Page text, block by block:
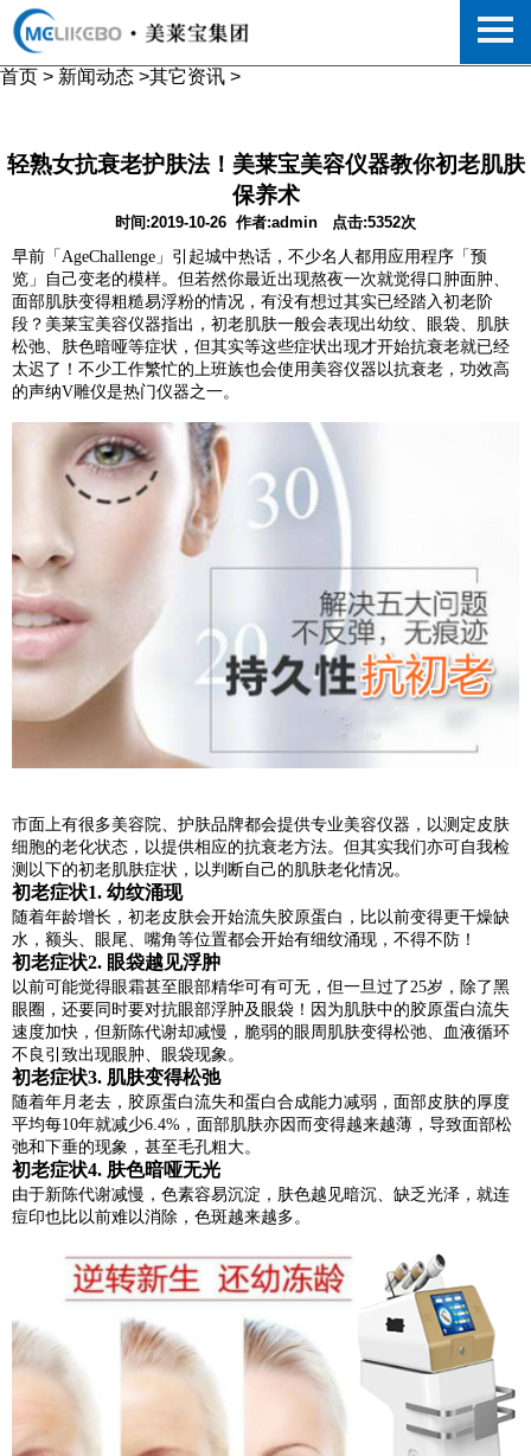
首页 > 新闻动态 >其它资讯 >
轻熟女抗衰老护肤法！美莱宝美容仪器教你初老肌肤
保养术
时间:2019-10-26 作者:admin
点击:5352次
早前「AgeChallenge」引起城中热话，不少名人都用应用程序「预
览」自己变老的模样。但若然你最近出现熬夜一次就觉得口肿面肿、
面部肌肤变得粗糙易浮粉的情况，有没有想过其实已经踏入初老阶
段？美莱宝美容仪器指出，初老肌肤一般会表现出幼纹、眼袋、肌肤
松弛、肤色暗哑等症状，但其实等这些症状出现才开始抗衰老就已经
太迟了！不少工作繁忙的上班族也会使用美容仪器以抗衰老，功效高
的声纳V雕仪是热门仪器之一。
市面上有很多美容院、护肤品牌都会提供专业美容仪器，以测定皮肤
细胞的老化状态，以提供相应的抗衰老方法。但其实我们亦可自我检
测以下的初老肌肤症状，以判断自己的肌肤老化情况。
初老症状1. 幼纹涌现
随着年龄增长，初老皮肤会开始流失胶原蛋白，比以前变得更干燥缺
水，额头、眼尾、嘴角等位置都会开始有细纹涌现，不得不防！
初老症状2. 眼袋越见浮肿
以前可能觉得眼霜甚至眼部精华可有可无，但一旦过了25岁，除了黑
眼圈，还要同时要对抗眼部浮肿及眼袋！因为肌肤中的胶原蛋白流失
速度加快，但新陈代谢却减慢，脆弱的眼周肌肤变得松弛、血液循环
不良引致出现眼肿、眼袋现象。
初老症状3. 肌肤变得松弛
随着年月老去，胶原蛋白流失和蛋白合成能力减弱，面部皮肤的厚度
平均每10年就减少6.4%，面部肌肤亦因而变得越来越薄，导致面部松
弛和下垂的现象，甚至毛孔粗大。
初老症状4. 肤色暗哑无光
由于新陈代谢减慢，色素容易沉淀，肤色越见暗沉、缺乏光泽，就连
痘印也比以前难以消除，色斑越来越多。